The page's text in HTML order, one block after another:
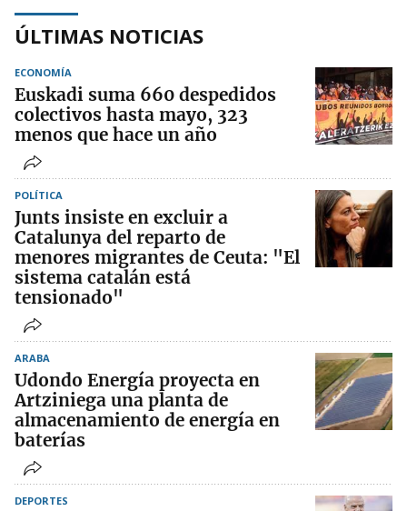
ÚLTIMAS NOTICIAS
ECONOMÍA
Euskadi suma 660 despedidos
colectivos hasta mayo, 323
menos que hace un año
POLÍTICA
Junts insiste en excluir a
Catalunya del reparto de
menores migrantes de Ceuta: "El
sistema catalán está
tensionado"
ARABA
Udondo Energía proyecta en
Artziniega una planta de
almacenamiento de energía en
baterías
DEPORTES